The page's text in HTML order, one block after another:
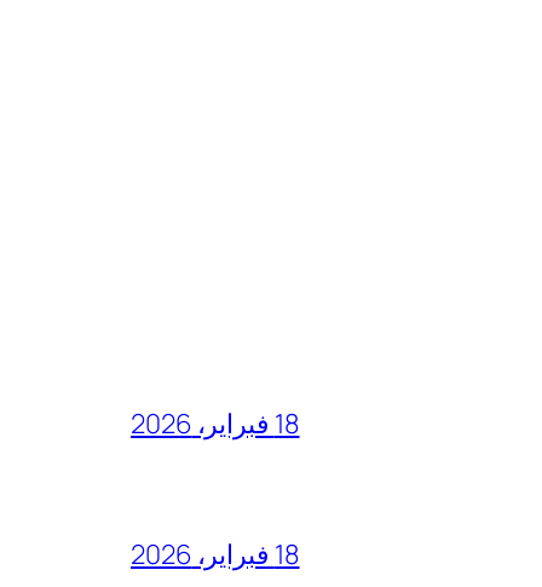
18 فبراير، 2026
18 فبراير، 2026